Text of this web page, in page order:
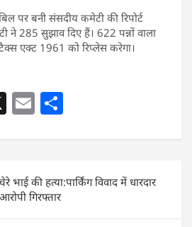
पर बनी संसदीय कमेटी की रिपोर्ट
ने 285 सुझाव दिए हैं। 622 पन्नों वाला
एक्ट 1961 को रिप्लेस करेगा।
X E
ai
l
ar
e
की हत्या:पार्किंग विवाद में धारदार
गिरफ्तार